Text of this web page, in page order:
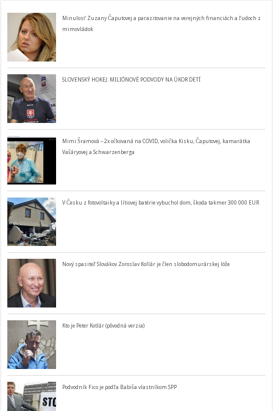
Minulosť Zuzany Čaputovej a parazitovanie na verejných financiách a ľudoch z
mimovládok
SLOVENSKÝ HOKEJ: MILIÓNOVÉ PODVODY NA ÚKOR DETÍ
Mimi Šramová – 2x očkovaná na COVID, volička Kisku, Čaputovej, kamarátka
Vašáryovej a Schwarzenberga
V Česku z fotovoltaiky a lítiovej batérie vybuchol dom, škoda takmer 300 000 EUR
Nový spasiteľ Slovákov Zoroslav Kollár je člen slobodomurárskej lóže
Kto je Peter Kotlár (pôvodná verzia)
Podvodník Fico je podľa Babiša vlastníkom SPP